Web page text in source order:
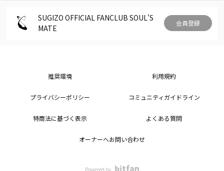
SUGIZO OFFICIAL FANCLUB SOUL'S
MATE
会員登録
推奨環境 利用規約
プライバシーポリシー コミュニティガイドライン
特商法に基づく表示 よくある質問
オーナーへお問い合わせ
Powered by